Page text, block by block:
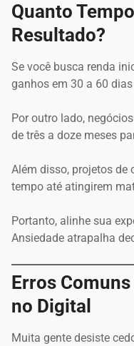
Quanto
Resultado?
Se você busca renda
ganhos em 30 a 60
Por outro lado,
de três a doze meses
Além disso, projetos de
tempo até atingirem
Portanto, alinhe sua
Ansiedade atrapalha
Erros
no Digital
Muita gente desiste